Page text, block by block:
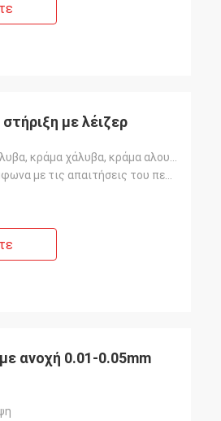
με λέιζερ
ανοχή 0.01-0.05mm